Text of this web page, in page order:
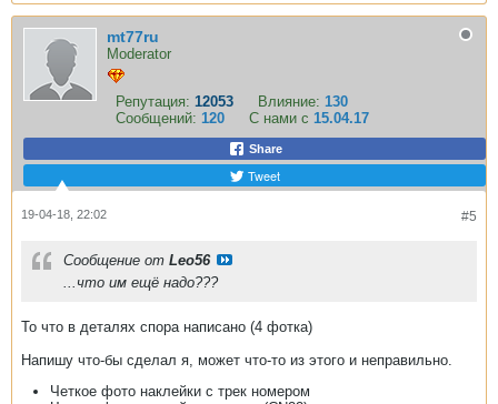
mt77ru
Moderator
Репутация: 12053 Влияние: 130
Сообщений: 120 С нами с 15.04.17
Share
Tweet
#5
19-04-18, 22:02
Сообщение от Leo56
...что им ещё надо???
То что в деталях спора написано (4 фотка)
Напишу что-бы сделал я, может что-то из этого и неправильно.
Четкое фото наклейки с трек номером